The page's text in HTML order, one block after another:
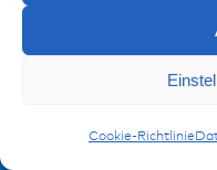
Cookie-Richtlinie
FAQ